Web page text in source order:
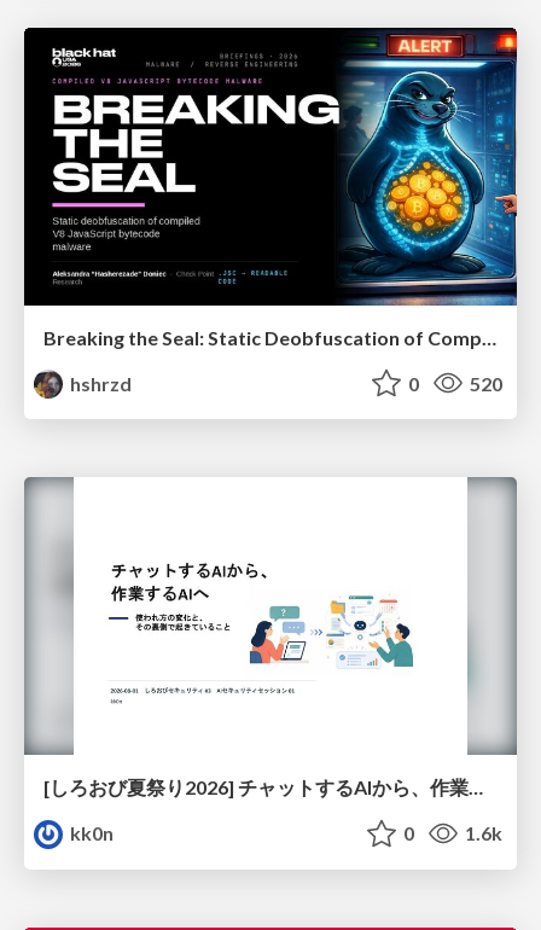
hshrzd
0 520
[しろおび夏祭り2026] チャットするAIから、作業するAIへ - 使われ方の変化と、その裏側で起きていること
kk0n
0 1.6k